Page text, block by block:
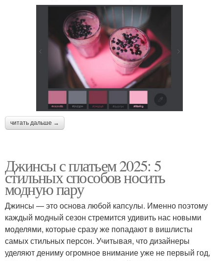
читать дальше →
Джинсы с платьем 2025: 5
стильных способов носить
модную пару
Джинсы — это основа любой капсулы. Именно поэтому
каждый модный сезон стремится удивить нас новыми
моделями, которые сразу же попадают в вишлисты
самых стильных персон. Учитывая, что дизайнеры
уделяют дениму огромное внимание уже не первый год,